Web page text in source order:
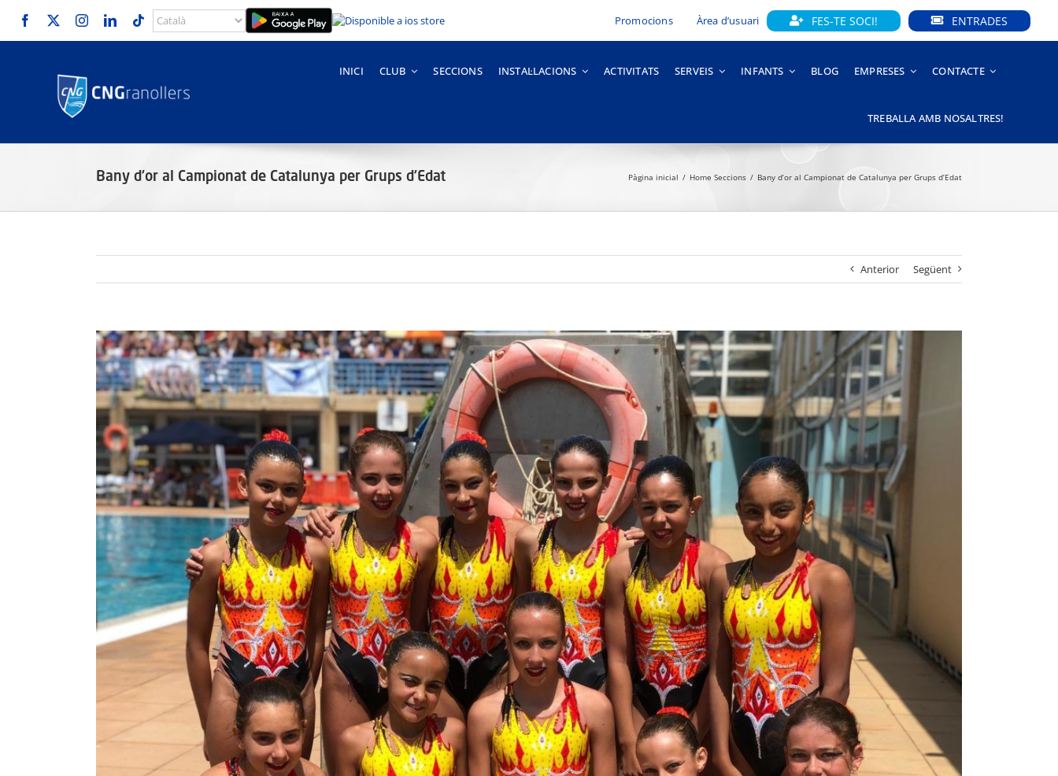
Promocions Àrea d’usuari FES-TE SOCI! ENTRADES
INICI CLUB SECCIONS INSTAL·LACIONS ACTIVITATS SERVEIS INFANTS BLOG EMPRESES CONTACTE
TREBALLA AMB NOSALTRES!
Bany d’or al Campionat de Catalunya per Grups d’Edat Pàgina inicial Home Seccions Bany d’or al Campionat de Catalunya per Grups d’Edat
Anterior Següent
View
Larger
Image